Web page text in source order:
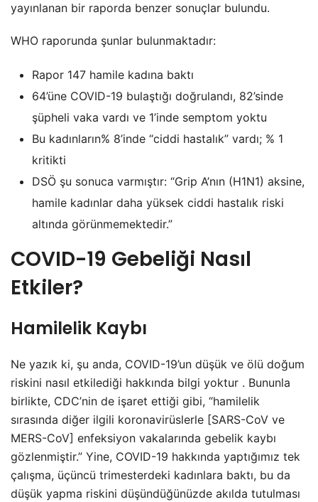
yayınlanan bir raporda benzer sonuçlar bulundu.
WHO raporunda şunlar bulunmaktadır:
Rapor 147 hamile kadına baktı
64’üne COVID-19 bulaştığı doğrulandı, 82’sinde
şüpheli vaka vardı ve 1’inde semptom yoktu
Bu kadınların% 8’inde “ciddi hastalık” vardı; % 1
kritikti
DSÖ şu sonuca varmıştır: “Grip A’nın (H1N1) aksine,
hamile kadınlar daha yüksek ciddi hastalık riski
altında görünmemektedir.”
COVID-19 Gebeliği Nasıl
Etkiler?
Hamilelik Kaybı
Ne yazık ki, şu anda, COVID-19’un düşük ve ölü doğum
riskini nasıl etkilediği hakkında bilgi yoktur . Bununla
birlikte, CDC’nin de işaret ettiği gibi, “hamilelik
sırasında diğer ilgili koronavirüslerle [SARS-CoV ve
MERS-CoV] enfeksiyon vakalarında gebelik kaybı
gözlenmiştir.” Yine, COVID-19 hakkında yaptığımız tek
çalışma, üçüncü trimesterdeki kadınlara baktı, bu da
düşük yapma riskini düşündüğünüzde akılda tutulması